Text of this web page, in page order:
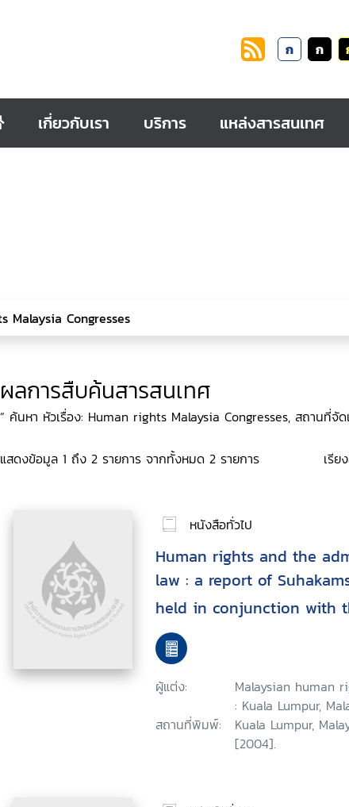
ก ก
เกี่ยวกับเรา บริการ แหล่งสารสนเทศ
ผลการสืบค้นสารสนเทศ
“ ค้นหา หัวเรื่อง: Human rights Malaysia Congresses, สถานที่จั
แสดงข้อมูล 1 ถึง 2 รายการ จากทั้งหมด 2 รายการ เรีย
หนังสือทั่วไป
Human rights and the
law : a report of
held in conjunction with
Malaysian human rights
September 2003, Kuala
ผู้แต่ง:
Malaysian human
: Kuala Lumpur,
สถานที่พิมพ์:
Kuala Lumpur,
[2004].